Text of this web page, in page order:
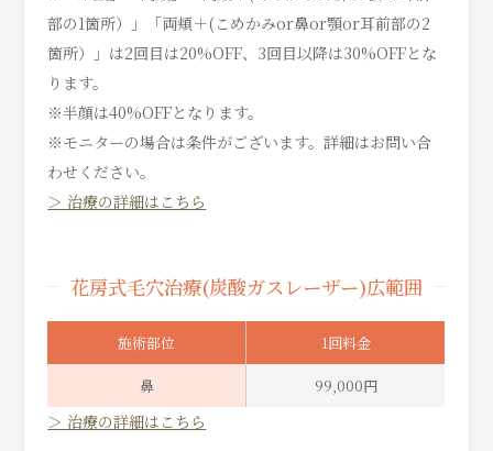
部の1箇所）」「両頬＋(こめかみor鼻or顎or耳前部の2
箇所）」は2回目は20%OFF、3回目以降は30%OFFとな
ります。
※半顔は40%OFFとなります。
※モニターの場合は条件がございます。詳細はお問い合
わせください。
＞ 治療の詳細はこちら
花房式毛穴治療(炭酸ガスレーザー)広範囲
施術部位 1回料金
鼻 99,000円
＞ 治療の詳細はこちら